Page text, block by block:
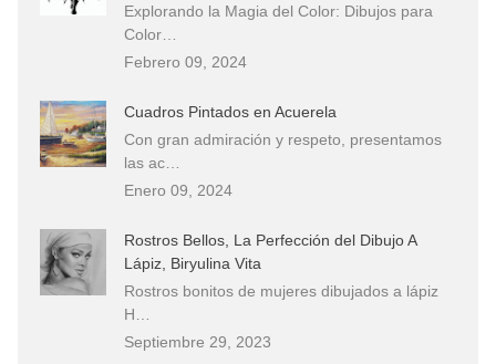
Explorando la Magia del Color: Dibujos para
Color…
Febrero 09, 2024
Cuadros Pintados en Acuerela
Con gran admiración y respeto, presentamos
las ac…
Enero 09, 2024
Rostros Bellos, La Perfección del Dibujo A
Lápiz, Biryulina Vita
Rostros bonitos de mujeres dibujados a lápiz
H…
Septiembre 29, 2023